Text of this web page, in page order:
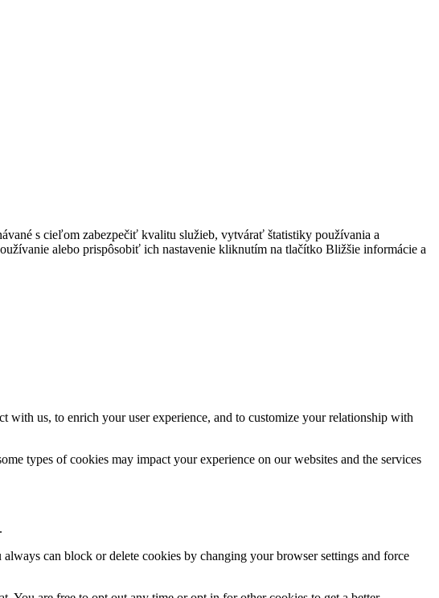
s cieľom zabezpečiť kvalitu služieb, vytvárať štatistiky používania a
alebo prispôsobiť ich nastavenie kliknutím na tlačítko Bližšie informácie a
with us, to enrich your user experience, and to customize your relationship with
types of cookies may impact your experience on our websites and the services
can block or delete cookies by changing your browser settings and force